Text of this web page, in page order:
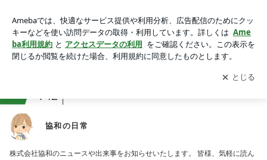
アプリをダウンロードして ブログの更新通知
を受け取りまし
ょう。
開く
742
協和の日常
株式会社協和のニュースや出来事をお知らせいたします。 皆様、気軽に読ん